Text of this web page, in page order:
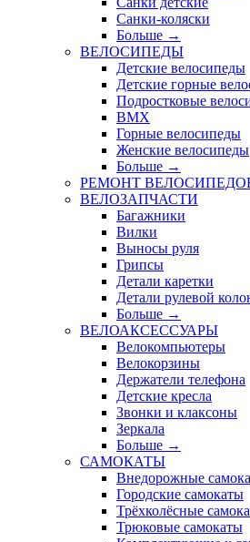
Санки-коляски
Больше →
ВЕЛОСИПЕДЫ
Детские велосипеды
Детские горные
Подростковые
BMX
Горные велосипеды
Женские велосипеды
Больше →
РЕМОНТ
ВЕЛОЗАПЧАСТИ
Багажники
Вилки
Выносы руля
Грипсы
Детали каретки
Детали рулевой
Больше →
ВЕЛОАКСЕССУАРЫ
Велокомпьютеры
Велокорзины
Держатели телефона
Детские кресла
Звонки и клаксоны
Зеркала
Больше →
САМОКАТЫ
Внедорожные
Городские самокаты
Трёхколёсные
Трюковые самокаты